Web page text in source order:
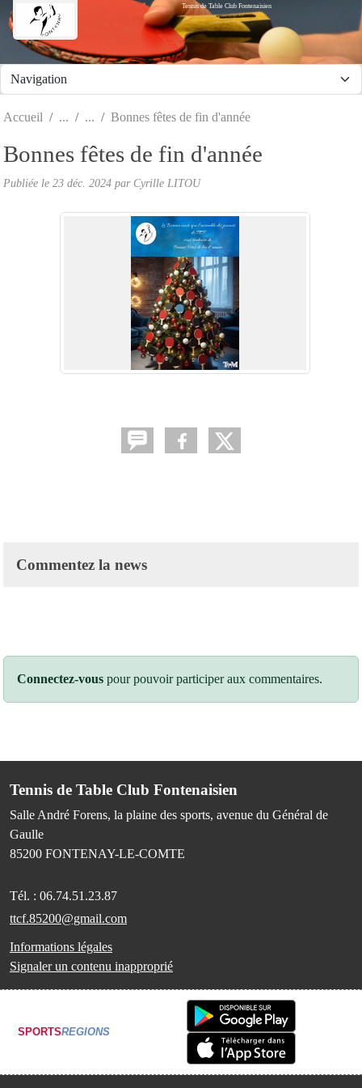
Tennis de Table Club Fontenaisien
Accueil Bonnes fêtes de fin d'année
Bonnes fêtes de fin d'année
Publiée le 23 déc. 2024 par Cyrille LITOU
Commentez la news
Connectez-vous pour pouvoir participer aux commentaires.
Tennis de Table Club Fontenaisien
Salle André Forens, la plaine des sports, avenue du Général de
Gaulle
85200 FONTENAY-LE-COMTE
Tél. : 06.74.51.23.87
ttcf.85200@gmail.com
Informations légales
Signaler un contenu inapproprié
SPORTSREGIONS
Panneau de gestion des cookies